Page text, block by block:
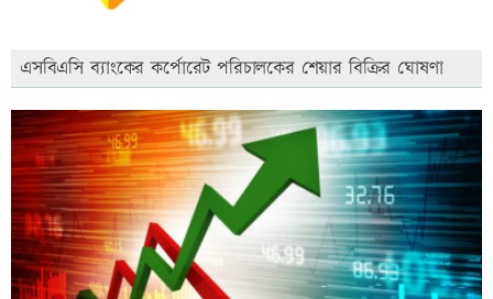
এসবিএসি ব্যাংকের কর্পোরেট পরিচালকের শেয়ার বিক্রির ঘোষণা